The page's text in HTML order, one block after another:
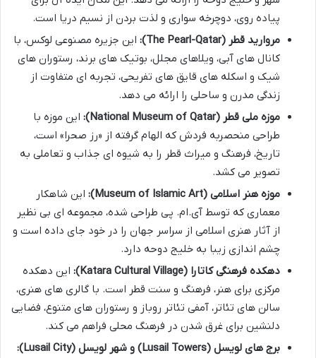
پیاده روی، دوچرخه سواری و لذت بردن از نسیم دریا است.
مروارید قطر (The Pearl-Qatar):
این جزیره مصنوعی لوکس، با
کانال های آبی، ویلاهای مجلل، بوتیک های برند، رستوران های
شیک و اسکله های قایق های تفریحی، تجربه ای متفاوت از
زندگی مدرن و ساحلی را ارائه می دهد.
موزه ملی قطر (National Museum of Qatar):
این موزه با
طراحی منحصربه فردش که الهام گرفته از «رز صحرا» است،
تاریخ، فرهنگ و میراث قطر را به شیوه ای جذاب و تعاملی به
تصویر می کشد.
موزه هنر اسلامی (Museum of Islamic Art):
این شاهکار
معماری که توسط آی.ام. پی طراحی شده، مجموعه ای بی نظیر
از آثار هنری اسلامی از سراسر جهان را در خود جای داده است و
چشم اندازی زیبا به خلیج دوحه دارد.
دهکده فرهنگی کاتارا (Katara Cultural Village):
این دهکده
مرکزی برای هنر، فرهنگ و سنت قطر است. با گالری های هنری،
سالن های تئاتر، آمفی تئاتر روباز و رستوران های متنوع، فضایی
دلنشین برای غرق شدن در فرهنگ محلی فراهم می کند.
برج های لویسل (Lusail Towers) و شهر لویسل (Lusail City):